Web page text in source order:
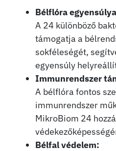
Bélflóra
A 24 különböző
támogatja a
sokféleségét,
egyensúly
Immunrendszer
A bélflóra fontos
immunrendszer
MikroBiom 24
Bélfal védelem: